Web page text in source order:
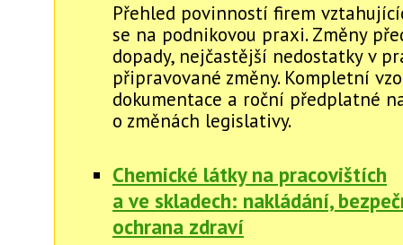
Přehled povinností firem
se na podnikovou praxi. Změny
dopady, nejčastější nedostatky v
připravované změny. Kompletní
dokumentace a roční předplatné
o změnách legislativy.
Chemické látky na pracovištích
a ve skladech: nakládání,
ochrana zdraví